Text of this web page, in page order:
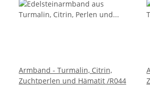
Armband - Turmalin, Citrin,
Zuchtperlen und Hämatit /R044